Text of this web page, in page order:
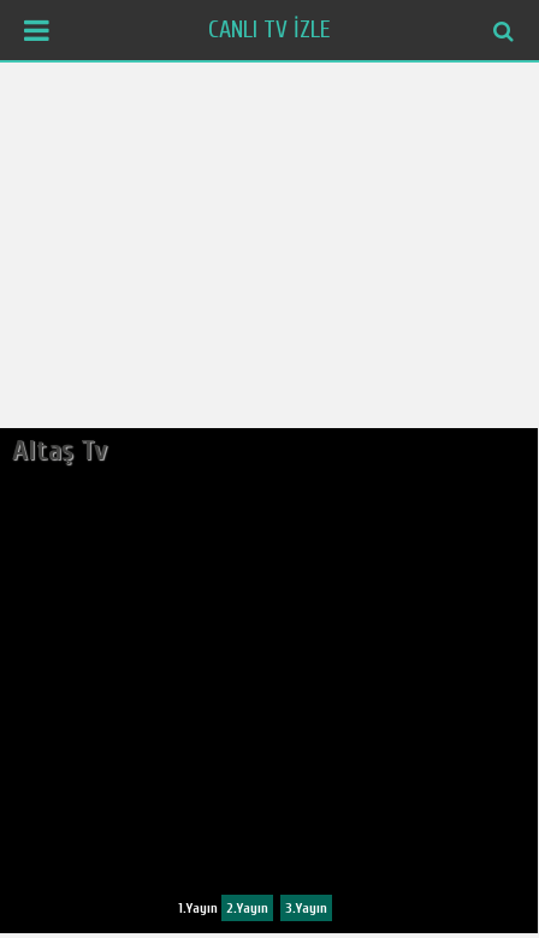
CANLI TV İZLE
Altaş Tv
1.Yayın 2.Yayın 3.Yayın